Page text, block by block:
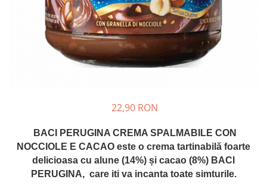
Fructe si legume din Italia
Sosuri Italiene
Sosuri de rosii si pasta de tomate
Dulciuri italiene
Biscuiti italieni
Prajituri, napolitane, cornuri
Hartie igienica
Solutii curatat suprafete baie
Solutii anticalcar
Igiena casei
Solutie curatat geamuri
Parfum, odorizant camera
Detergenti pardoseli
Solutii anti insecte
Geluri de dus pentru Barbati si
Femei din Italia
Spumant de baie
Sapun Lichid sau Solid
Antibacterian Pentru Fata sau
Periute de Dinti
Apa de Gura
Igiena intima
22,90 RON
BACI PERUGINA CREMA SPALMABILE CON
NOCCIOLE E CACAO este o crema tartinabilă foarte
delicioasa cu alune (14%) și cacao (8%) BACI
PERUGINA, care iti va incanta toate simturile.